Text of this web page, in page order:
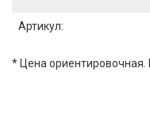
Артикул:
* Цена ориентировочная.